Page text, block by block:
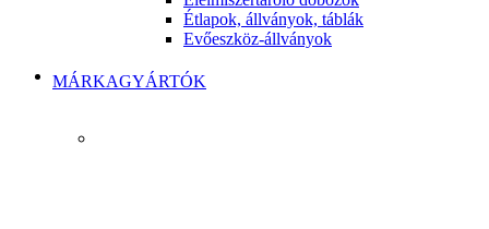
Étlapok, állványok, táblák
Evőeszköz-állványok
MÁRKAGYÁRTÓK